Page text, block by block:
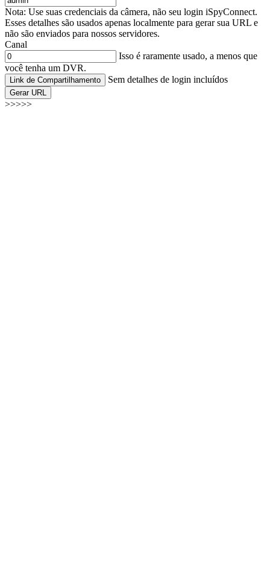
Nota: Use suas credenciais da câmera, não seu login iSpyConnect.
Esses detalhes são usados apenas localmente para gerar sua URL e
não são enviados para nossos servidores.
Canal
Isso é raramente usado, a menos que
você tenha um DVR.
Link de Compartilhamento Sem detalhes de login incluídos
Gerar URL
>>>>>